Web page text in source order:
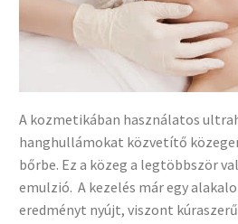
A kozmetikában használatos
hanghullámokat közvetítő
bőrbe. Ez a közeg a legtöbbször
emulzió. A kezelés már egy
eredményt nyújt, viszont